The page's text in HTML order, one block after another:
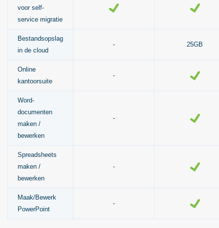
voor self-
service migratie
Bestandsopslag
in de cloud
- 25GB
Online
kantoorsuite
-
Word-
documenten
maken /
bewerken
-
Spreadsheets
maken /
bewerken
-
Maak/Bewerk
PowerPoint
-